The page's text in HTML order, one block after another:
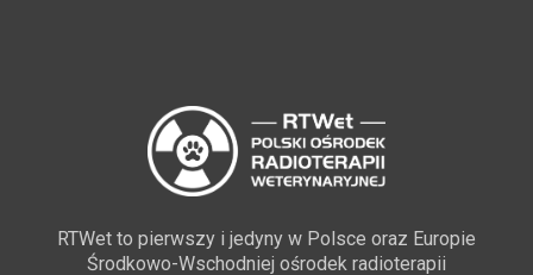
RTWet to pierwszy i jedyny w Polsce oraz Europie
Środkowo-Wschodniej ośrodek radioterapii